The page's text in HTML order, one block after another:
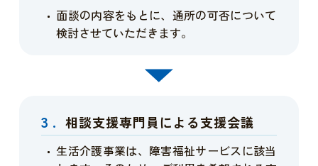
面談の内容をもとに、通所の可否について
検討させていただきます。
3. 相談支援専門員による支援会議
生活介護事業は、障害福祉サービスに該当